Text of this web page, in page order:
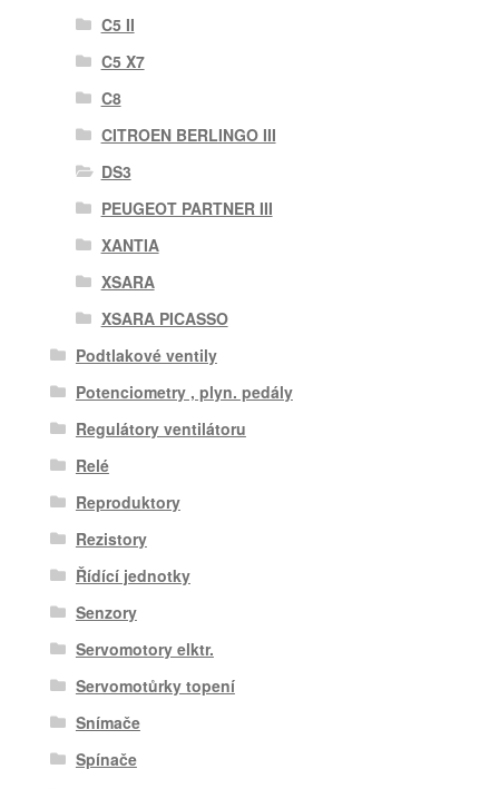
C5 II
C5 X7
C8
CITROEN BERLINGO III
DS3
PEUGEOT PARTNER III
XANTIA
XSARA
XSARA PICASSO
Podtlakové ventily
Potenciometry , plyn. pedály
Regulátory ventilátoru
Relé
Reproduktory
Rezistory
Řídící jednotky
Senzory
Servomotory elktr.
Servomotůrky topení
Snímače
Spínače